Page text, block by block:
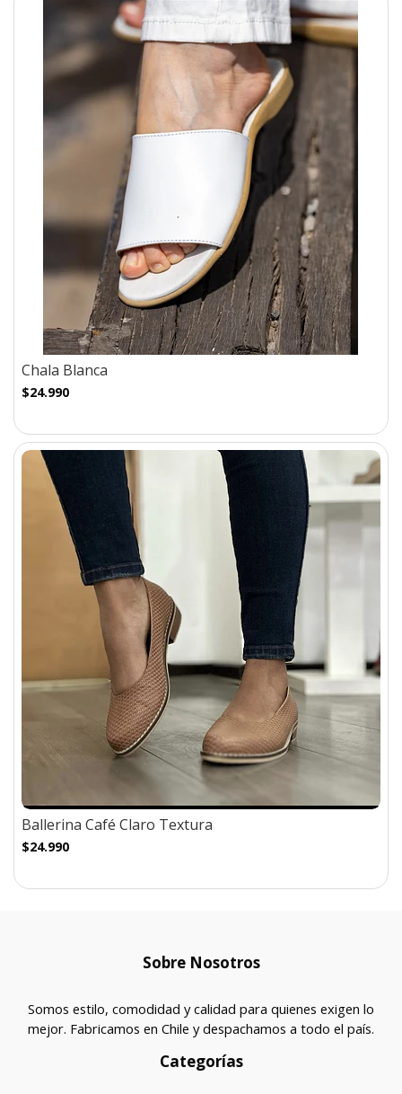
Chala Blanca
$24.990
Ballerina Café Claro Textura
$24.990
Sobre Nosotros
Somos estilo, comodidad y calidad para quienes exigen lo
mejor. Fabricamos en Chile y despachamos a todo el país.
Categorías